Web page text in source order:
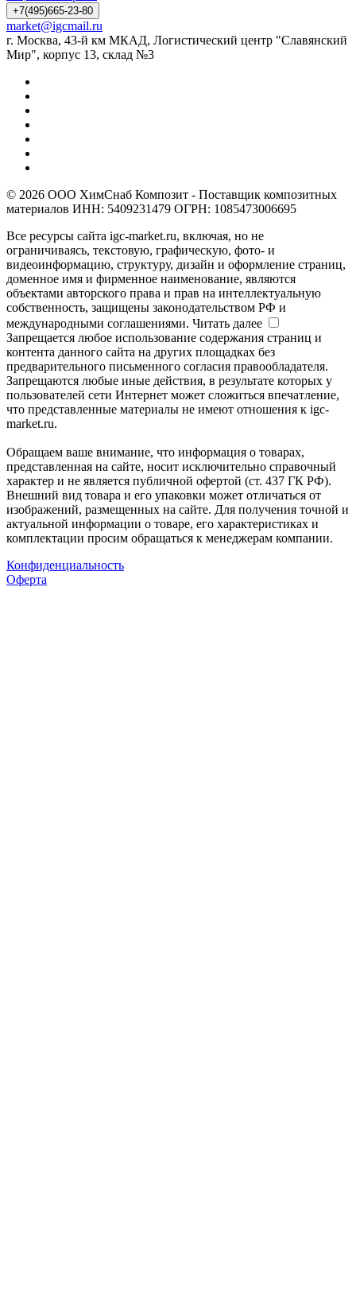
+7(495)665-23-80
market@igcmail.ru
г. Москва, 43-й км МКАД, Логистический центр "Славянский
Мир", корпус 13, склад №3
© 2026 ООО ХимСнаб Композит - Поставщик композитных
материалов ИНН: 5409231479 ОГРН: 1085473006695
Все ресурсы сайта igc-market.ru, включая, но не
ограничиваясь, текстовую, графическую, фото- и
видеоинформацию, структуру, дизайн и оформление страниц,
доменное имя и фирменное наименование, являются
объектами авторского права и прав на интеллектуальную
собственность, защищены законодательством РФ и
международными соглашениями. Читать далее
Запрещается любое использование содержания страниц и
контента данного сайта на других площадках без
предварительного письменного согласия правообладателя.
Запрещаются любые иные действия, в результате которых у
пользователей сети Интернет может сложиться впечатление,
что представленные материалы не имеют отношения к igc-
market.ru.
Обращаем ваше внимание, что информация о товарах,
представленная на сайте, носит исключительно справочный
характер и не является публичной офертой (ст. 437 ГК РФ).
Внешний вид товара и его упаковки может отличаться от
изображений, размещенных на сайте. Для получения точной и
актуальной информации о товаре, его характеристиках и
комплектации просим обращаться к менеджерам компании.
Конфиденциальность
Оферта